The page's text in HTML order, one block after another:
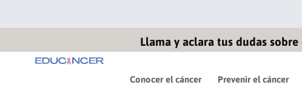
Llama y aclara tus dudas
Conocer el cáncer Prevenir el cáncer